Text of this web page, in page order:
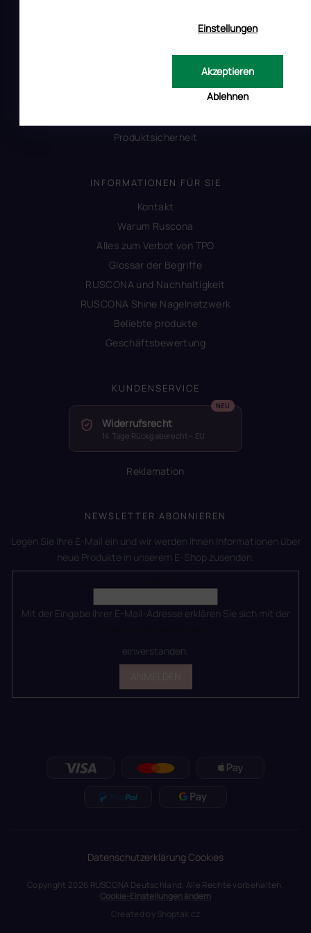
Einstellungen
Ablehnen
Akzeptieren
Allgemeine Geschäftsbedingungen
Datenschutzerklärung
Produktsicherheit
INFORMATIONEN FÜR SIE
Kontakt
Warum Ruscona
Alles zum Verbot von TPO
Glossar der Begriffe
RUSCONA und Nachhaltigkeit
RUSCONA Shine Nagelnetzwerk
Beliebte produkte
Geschäftsbewertung
KUNDENSERVICE
Widerrufsrecht
14 Tage Rückgaberecht – EU
Reklamation
NEWSLETTER ABONNIEREN
Legen Sie Ihre E-Mail ein und wir werden Ihnen Informationen über
neue Produkte in unserem E-Shop zusenden.
Mit der Eingabe Ihrer E-Mail-Adresse erklären Sie sich mit der
einverstanden.
DatenschutzerklärungCookies
Copyright 2026 RUSCONA Deutschland. Alle Rechte vorbehalten.
Cookie-Einstellungen ändern
Created byShoptak.cz